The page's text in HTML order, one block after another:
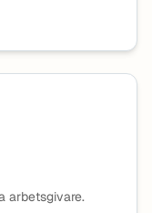
arbetsgivare.